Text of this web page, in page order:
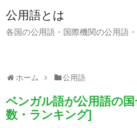
公用語とは
各国の公用語・国際機関の公用語
ホーム 公用語
ベンガル語が公用語の
数・ランキング]